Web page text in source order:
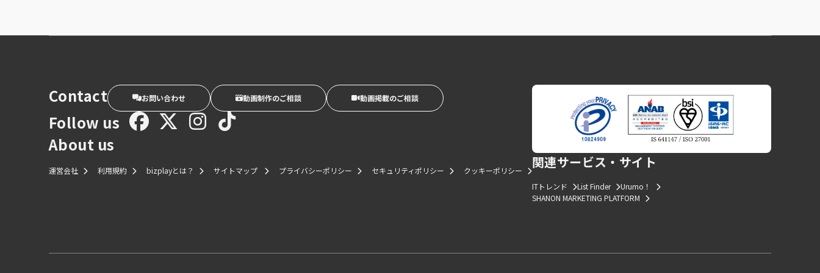
Contact お問い合わせ 動画制作のご相談 動画掲載のご相談
Follow us
About us
運営会社 利用規約 bizplayとは？ サイトマップ プライバシーポリシー セキュリティポリシー クッキーポリシー 関連サービス・サイト
ITトレンド List Finder
Urumo！
SHANON MARKETING PLATFORM